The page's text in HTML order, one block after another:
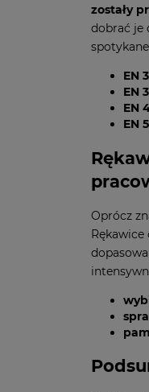
zostały
dobrać je
EN
EN
EN
EN
Oprócz